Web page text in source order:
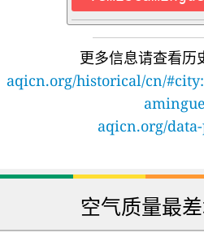
更多信息请查看历
aqicn.org/historical/cn/
amingue
aqicn.org/
空气质量最